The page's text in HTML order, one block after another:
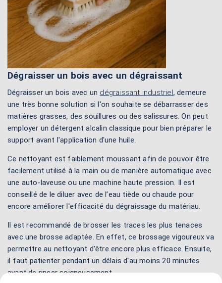
Dégraisser un bois avec un dégraissant
Dégraisser un bois avec un dégraissant industriel, demeure
une très bonne solution si l'on souhaite se débarrasser des
matières grasses, des souillures ou des salissures. On peut
employer un détergent alcalin classique pour bien préparer le
support avant l'application d'une huile.
Ce nettoyant est faiblement moussant afin de pouvoir être
facilement utilisé à la main ou de manière automatique avec
une auto-laveuse ou une machine haute pression. Il est
conseillé de le diluer avec de l’eau tiède ou chaude pour
encore améliorer l'efficacité du dégraissage du matériau.
Il est recommandé de brosser les traces les plus tenaces
avec une brosse adaptée. En effet, ce brossage vigoureux va
permettre au nettoyant d'être encore plus efficace. Ensuite,
il faut patienter pendant un délais d'au moins 20 minutes
avant de rincer soigneusement.